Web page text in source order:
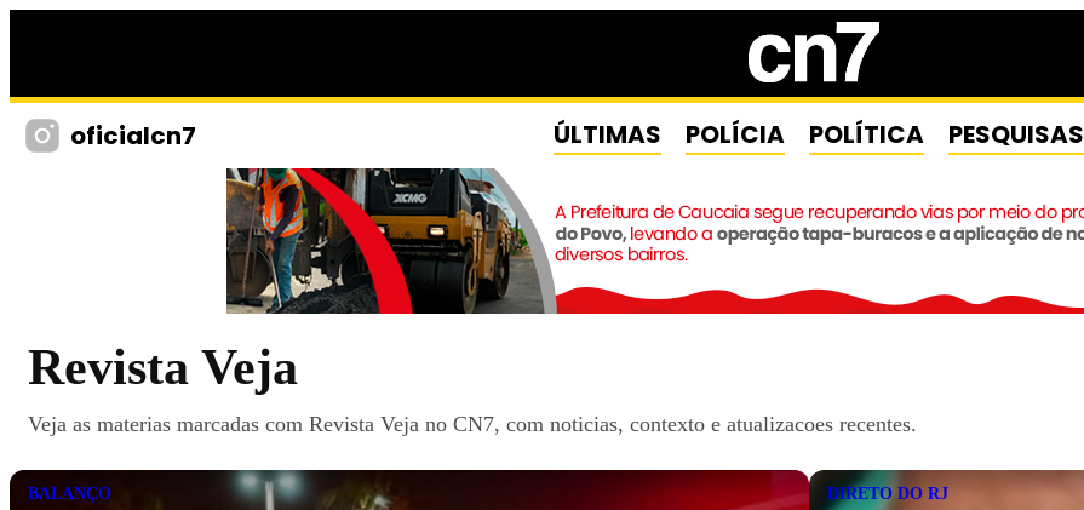
oficialcn7 ÚLTIMAS POLÍCIA POLÍTICA PESQUISAS
Revista Veja
Veja as materias marcadas com Revista Veja no CN7, com noticias, contexto e atualizacoes recentes.
BALANÇO DIRETO DO RJ